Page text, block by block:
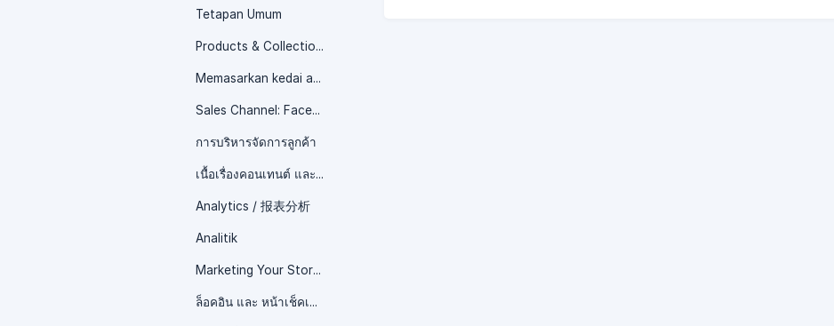
Tetapan Umum
Products & Collections / 商品与分类
Memasarkan kedai atas talian anda
Sales Channel: Facebook Messenger / 销售渠道 : Facebook Messenger
การบริหารจัดการลูกค้า
เนื้อเรื่องคอนเทนต์ และ การนำทาง
Analytics / 报表分析
Analitik
Marketing Your Store / 行销您的网店
ล็อคอิน และ หน้าเช็คเอาท์